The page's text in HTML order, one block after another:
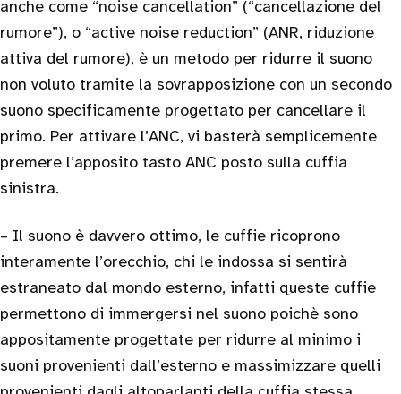
anche come “noise cancellation” (“cancellazione del
rumore”), o “active noise reduction” (ANR, riduzione
attiva del rumore), è un metodo per ridurre il suono
non voluto tramite la sovrapposizione con un secondo
suono specificamente progettato per cancellare il
primo. Per attivare l’ANC, vi basterà semplicemente
premere l’apposito tasto ANC posto sulla cuffia
sinistra.
– Il suono è davvero ottimo, le cuffie ricoprono
interamente l’orecchio, chi le indossa si sentirà
estraneato dal mondo esterno, infatti queste cuffie
permettono di immergersi nel suono poichè sono
appositamente progettate per ridurre al minimo i
suoni provenienti dall’esterno e massimizzare quelli